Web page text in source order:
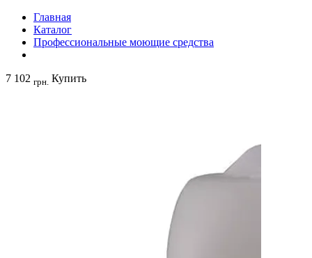
Главная
Каталог
Профессиональные моющие средства
7 102 грн. Купить